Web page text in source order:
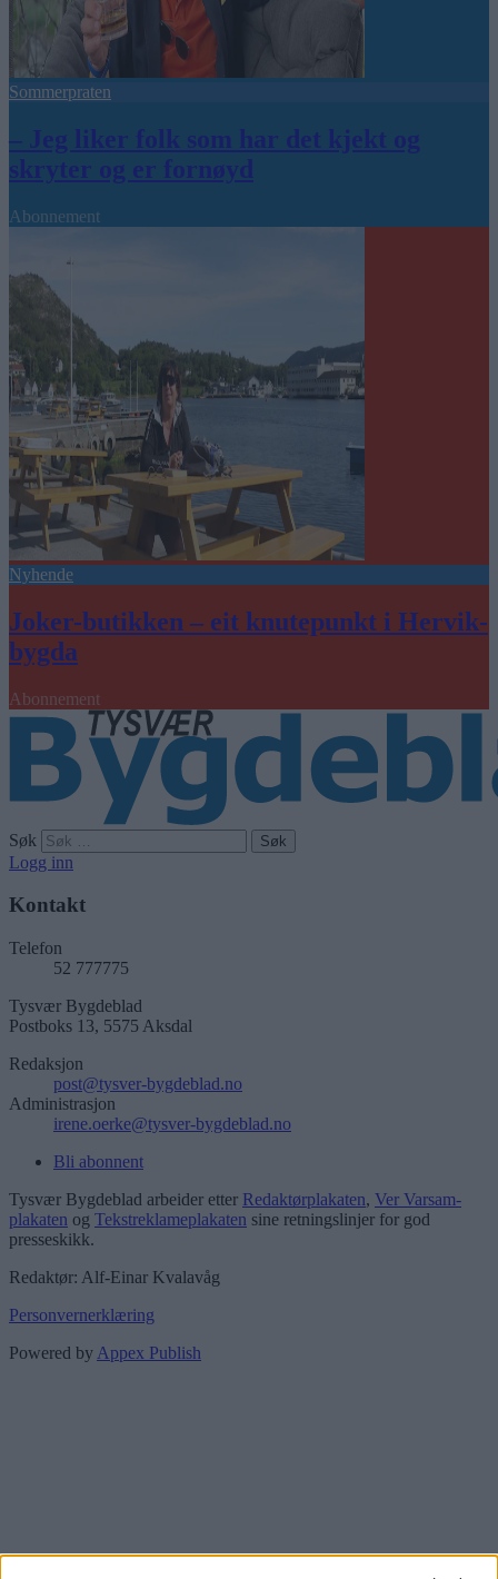
Sommerpraten
– Jeg liker folk som har det kjekt og
skryter og er fornøyd
Abonnement
Nyhende
Joker-butikken – eit knutepunkt i Hervik-
bygda
Abonnement
Søk
Logg inn
Kontakt
Telefon
52 777775
Tysvær Bygdeblad
Postboks 13, 5575 Aksdal
Redaksjon
post@tysver-bygdeblad.no
Administrasjon
irene.oerke@tysver-bygdeblad.no
Bli abonnent
Tysvær Bygdeblad arbeider etter Redaktørplakaten, Ver Varsam-
plakaten og Tekstreklameplakaten sine retningslinjer for god
presseskikk.
Redaktør: Alf-Einar Kvalavåg
Personvernerklæring
Powered by Appex Publish